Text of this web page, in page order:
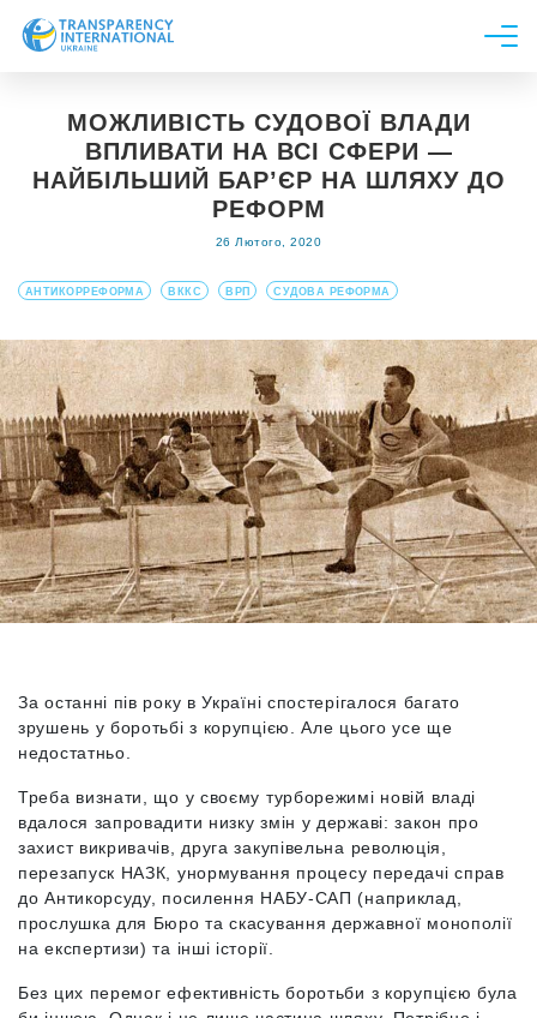
Новини
Дослідження
МОЖЛИВІСТЬ СУДОВОЇ ВЛАДИ
ВПЛИВАТИ НА ВСІ СФЕРИ —
НАЙБІЛЬШИЙ БАР’ЄР НА ШЛЯХУ ДО
РЕФОРМ
26 Лютого, 2020
АНТИКОРРЕФОРМА ВККС ВРП СУДОВА РЕФОРМА
За останні пів року в Україні спостерігалося багато
зрушень у боротьбі з корупцією. Але цього усе ще
недостатньо.
Треба визнати, що у своєму турборежимі новій владі
вдалося запровадити низку змін у державі: закон про
захист викривачів, друга закупівельна революція,
перезапуск НАЗК, унормування процесу передачі справ
до Антикорсуду, посилення НАБУ-САП (наприклад,
прослушка для Бюро та скасування державної монополії
на експертизи) та інші історії.
Без цих перемог ефективність боротьби з корупцією була